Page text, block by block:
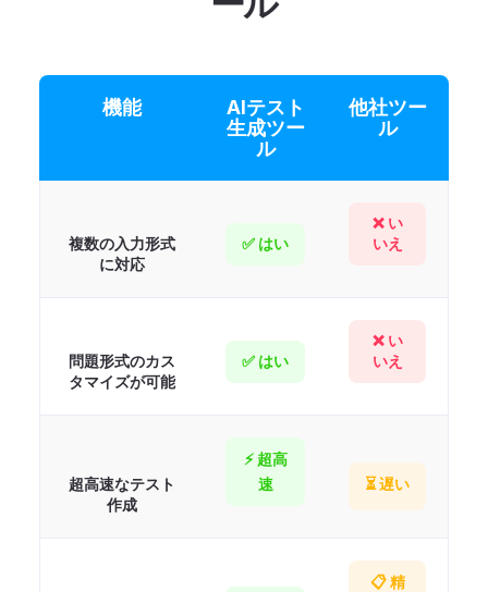
機能
AIテスト
生成ツー
ル
他社ツー
ル
複数の入力形式
に対応
✅ はい
❌ い
いえ
問題形式のカス
タマイズが可能
✅ はい
❌ い
いえ
超高速なテスト
作成
⚡ 超高
速
⏳ 遅い
📋 精